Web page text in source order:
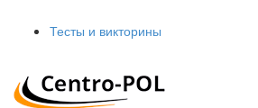
Тесты и викторины